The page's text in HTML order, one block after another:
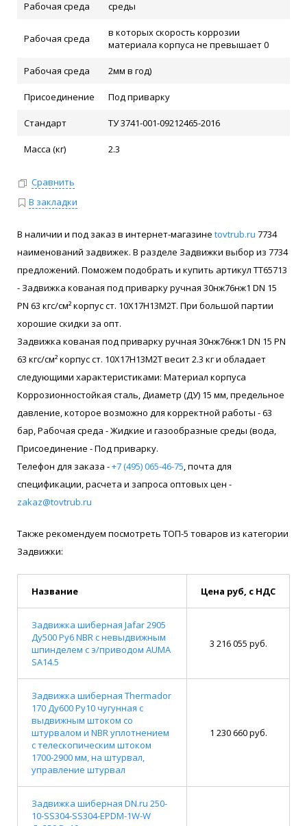
Рабочая среда среды
Рабочая среда
в которых скорость коррозии
материала корпуса не превышает 0
Рабочая среда 2мм в год)
Присоединение Под приварку
Стандарт ТУ 3741-001-09212465-2016
Масса (кг) 2.3
Сравнить
В закладки
В наличии и под заказ в интернет-магазине tovtrub.ru 7734
наименований задвижек. В разделе Задвижки выбор из 7734
предложений. Поможем подобрать и купить артикул ТТ65713
- Задвижка кованая под приварку ручная 30нж76нж1 DN 15
PN 63 кгс/см² корпус ст. 10Х17Н13М2Т. При большой партии
хорошие скидки за опт.
Задвижка кованая под приварку ручная 30нж76нж1 DN 15 PN
63 кгс/см² корпус ст. 10Х17Н13М2Т весит 2.3 кг и обладает
следующими характеристиками: Материал корпуса
Коррозионностойкая сталь, Диаметр (ДУ) 15 мм, предельное
давление, которое возможно для корректной работы - 63
бар, Рабочая среда - Жидкие и газообразные среды (вода,
Присоединение - Под приварку.
Телефон для заказа -+7 (495) 065-46-75 , почта для
спецификации, расчета и запроса оптовых цен -
zakaz@tovtrub.ru
Также рекомендуем посмотреть ТОП-5 товаров из категории
Задвижки:
Название Цена руб, с НДС
Задвижка шиберная Jafar 2905
Ду500 Ру6 NBR с невыдвижным
шпинделем с э/приводом AUMA
SA14.5
3 216 055 руб.
Задвижка шиберная Thermador
170 Ду600 Ру10 чугунная с
выдвижным штоком со
штурвалом и NBR уплотнением
с телескопическим штоком
1700-2900 мм, на штурвал,
управление штурвал
1 230 660 руб.
Задвижка шиберная DN.ru 250-
10-SS304-SS304-EPDM-1W-W